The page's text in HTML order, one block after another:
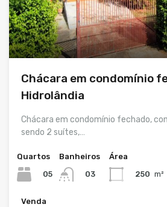
Chácara em condomínio
Hidrolândia
Chácara em condomínio fechado,
sendo 2 suítes,…
Quartos
05
Banheiros
03
Área
250 m²
Venda